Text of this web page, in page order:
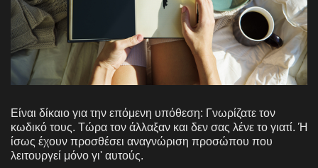
Είναι δίκαιο για την επόμενη υπόθεση: Γνωρίζατε τον
κωδικό τους. Τώρα τον άλλαξαν και δεν σας λένε το γιατί. Ή
ίσως έχουν προσθέσει αναγνώριση προσώπου που
λειτουργεί μόνο γι' αυτούς.